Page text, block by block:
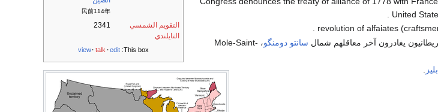
民前114年
التقويم الشمسي
التايلندي
2341
This box:
view talk edit
United
يغادرون آخر معاقلهم شمال سانتو دومنگو
، Mole-Saint-
بليز